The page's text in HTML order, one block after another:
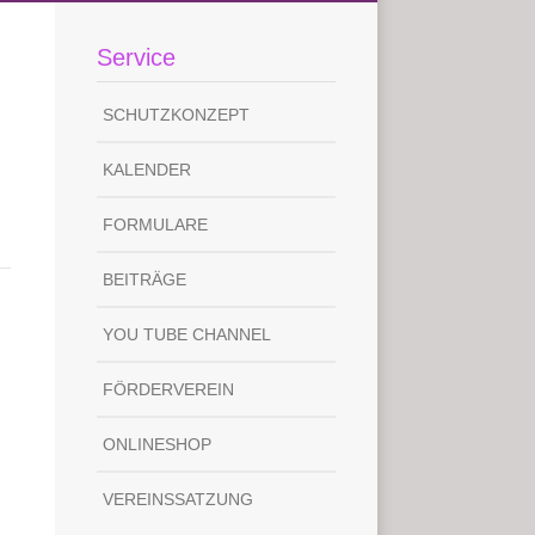
Service
SCHUTZKONZEPT
KALENDER
FORMULARE
BEITRÄGE
YOU TUBE CHANNEL
FÖRDERVEREIN
ONLINESHOP
VEREINSSATZUNG